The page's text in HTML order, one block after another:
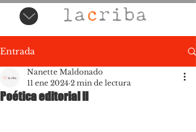
Entrada
Poética editorial II
Nanette Maldonado
11 ene 2024 2 min de lectura